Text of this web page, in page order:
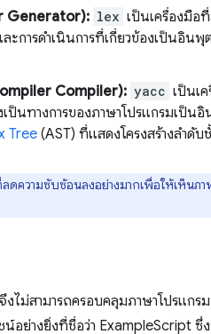
Generator): lex เป็นเครื่องมือ
การดำเนินการที่เกี่ยวข้องเป็นอินพุ
Compiler): yacc เป็นเ
ป็นทางการของภาษาโปรแกรมเป็น
Tree(AST) ที่แสดงโครงสร้างลำดับ
ความซับซ้อนลงอย่างมากเพื่อให้เห็นภา
งไม่สามารถครอบคลุมภาษาโปรแก
อย่างยิ่งที่ชื่อว่า ExampleScript ซึ่